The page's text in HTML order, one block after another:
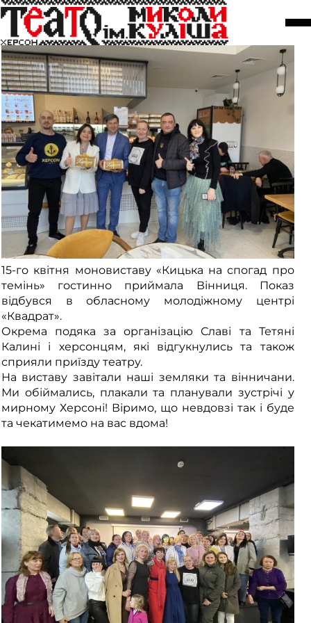
Гастролі у Вінниці
17 квітня
15-го квітня моновиставу «Кицька на спогад про
темінь» гостинно приймала Вінниця. Показ
відбувся в обласному молодіжному центрі
«Квадрат».
Окрема подяка за організацію Славі та Тетяні
Калині і херсонцям, які відгукнулись та також
сприяли приїзду театру.
На виставу завітали наші земляки та вінничани.
Ми обіймались, плакали та планували зустрічі у
мирному Херсоні! Віримо, що невдовзі так і буде
та чекатимемо на вас вдома!